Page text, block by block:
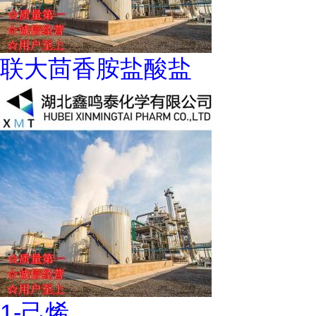
联大茴香胺盐酸盐